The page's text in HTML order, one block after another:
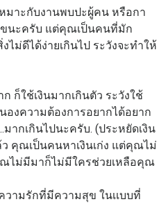
มาะกับงานพบปะผู้คน หรือกา
ขนะครับ แต่คุณเป็นคนที่มัก
ไม่ดีได้ง่ายเกินไป ระวังจะทำให้
ก ก็ใช้เงินมากเกินตัว ระวังใช้
องความต้องการอยากได้อยาก
มากเกินไปนะครับ. (ประหยัดเงิน
คุณเป็นคนหาเงินเก่ง แต่คุณไม่
ณไม่มีมาก็ไม่มีใครช่วยเหลือคุณ
วามรักที่มีความสุข ในเเบบที่